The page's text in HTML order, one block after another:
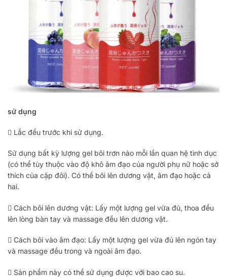
sử dụng
 Lắc đều trước khi sử dụng.
Sử dụng bất kỳ lượng gel bôi trơn nào mỗi lần quan hệ tình dục
(có thể tùy thuộc vào độ khô âm đạo của người phụ nữ hoặc sở
thích của cặp đôi). Có thể bôi lên dương vật, âm đạo hoặc cả
hai.
 Cách bôi lên dương vật: Lấy một lượng gel vừa đủ, thoa đều
lên lòng bàn tay và massage đều lên dương vật.
 Cách bôi vào âm đạo: Lấy một lượng gel vừa đủ lên ngón tay
và massage đều trong và ngoài âm đạo.
 Sản phẩm này có thể sử dụng được với bao cao su.